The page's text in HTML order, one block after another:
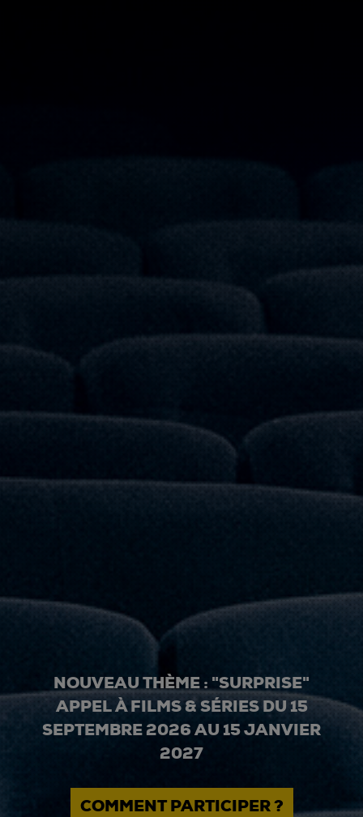
NOUVEAU THÈME : "SURPRISE"
APPEL À FILMS & SÉRIES DU 15
SEPTEMBRE 2026 AU 15 JANVIER
2027
COMMENT PARTICIPER ?